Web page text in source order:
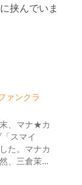
挟んでいま
ァンクラ
、マナ★カ
スマイ
た。マナカ
、三倉茉…